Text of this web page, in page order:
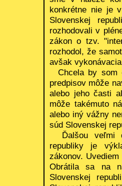
konkrétne nie je
Slovenskej
rozhodovali v
zákon o tzv.
rozhodol, že
avšak
Chcela by som
predpisov môže
alebo jeho časti
môže takémuto
alebo iný vážny
súd Slovenskej
Ďalšou veľmi
republiky je
zákonov.
Obrátila sa na
Slovenskej